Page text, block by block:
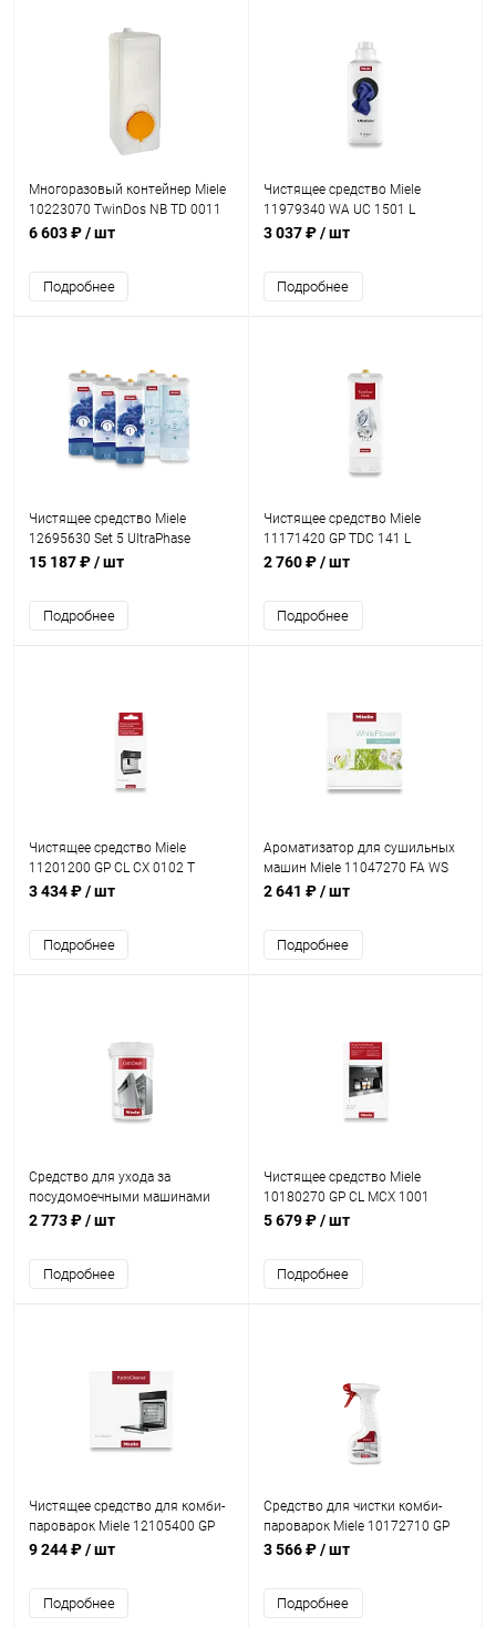
Многоразовый контейнер Miele
10223070 TwinDos NB TD 0011
6 603 ₽/ шт
Подробнее
Чистящее средство Miele
11979340 WA UC 1501 L
3 037 ₽/ шт
Подробнее
Чистящее средство Miele
12695630 Set 5 UltraPhase
15 187 ₽/ шт
Подробнее
Чистящее средство Miele
11171420 GP TDC 141 L
2 760 ₽/ шт
Подробнее
Чистящее средство Miele
11201200 GP CL CX 0102 T
3 434 ₽/ шт
Подробнее
Ароматизатор для сушильных
машин Miele 11047270 FA WS
151 L WHITE FLOWER
2 641 ₽/ шт
Подробнее
Средство для ухода за
посудомоечными машинами
Miele 11905490 GP CO G 160 P
2 773 ₽/ шт
Подробнее
Чистящее средство Miele
10180270 GP CL MCX 1001
5 679 ₽/ шт
Подробнее
Чистящее средство для комби-
пароварок Miele 12105400 GP
HC 0125 L HydroCleaner
9 244 ₽/ шт
Подробнее
Средство для чистки комби-
пароварок Miele 10172710 GP
CL DGC 251 L
3 566 ₽/ шт
Подробнее